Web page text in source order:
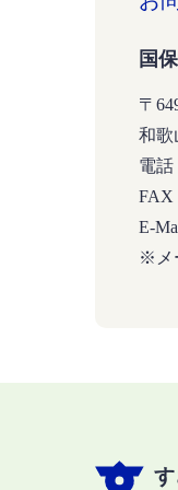
国
〒
和歌
電話
FAX
E-
※メ